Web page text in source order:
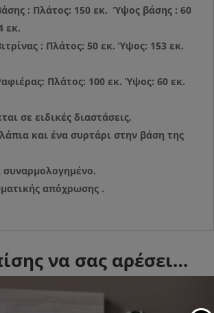
: Πλάτος: 150 εκ. Ύψος βάσης : 60
εκ.
: Πλάτος: 50 εκ. Ύψος: 153 εκ.
Πλάτος: 100 εκ. Ύψος: 60 εκ.
σε ειδικές διαστάσεις.
και ένα συρτάρι στην βάση της
συναρμολογημένο.
απόχρωσης .
να σας αρέσει…